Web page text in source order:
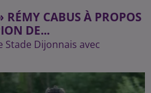
RÉMY CABUS À PROPOS
DE...
Stade Dijonnais avec